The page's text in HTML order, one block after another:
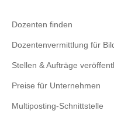
Dozenten finden
Dozentenvermittlung für
Stellen & Aufträge
Preise für Unternehmen
Multiposting-Schnittstelle